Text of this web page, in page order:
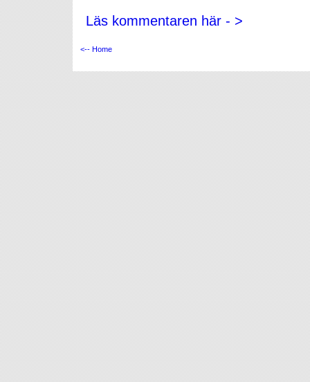
Läs kommentaren här - >
<-- Home